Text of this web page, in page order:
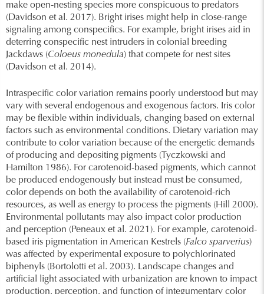
make open-nesting species more conspicuous to predators
(Davidson et al. 2017). Bright irises might help in close-range
signaling among conspecifics. For example, bright irises aid in
deterring conspecific nest intruders in colonial breeding
Jackdaws (Coloeus monedula) that compete for nest sites
(Davidson et al. 2014).
Intraspecific color variation remains poorly understood but may
vary with several endogenous and exogenous factors. Iris color
may be flexible within individuals, changing based on external
factors such as environmental conditions. Dietary variation may
contribute to color variation because of the energetic demands
of producing and depositing pigments (Tyczkowski and
Hamilton 1986). For carotenoid-based pigments, which cannot
be produced endogenously but instead must be consumed,
color depends on both the availability of carotenoid-rich
resources, as well as energy to process the pigments (Hill 2000).
Environmental pollutants may also impact color production
and perception (Peneaux et al. 2021). For example, carotenoid-
based iris pigmentation in American Kestrels (Falco sparverius)
was affected by experimental exposure to polychlorinated
biphenyls (Bortolotti et al. 2003). Landscape changes and
artificial light associated with urbanization are known to impact
production, perception, and function of integumentary color